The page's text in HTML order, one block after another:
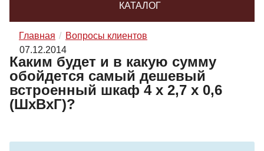
КАТАЛОГ
Главная
Вопросы клиентов
07.12.2014
Каким будет и в какую сумму
обойдется самый дешевый
встроенный шкаф 4 х 2,7 х 0,6
(ШхВхГ)?